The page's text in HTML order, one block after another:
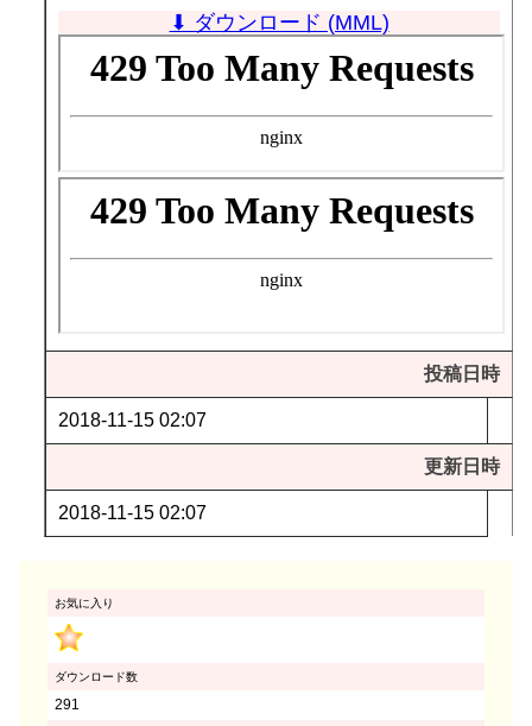
⬇ ダウンロード (MML)
投稿日時
2018-11-15 02:07
更新日時
2018-11-15 02:07
お気に入り
ダウンロード数
291